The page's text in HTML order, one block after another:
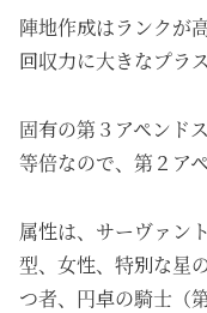
陣地作成はランクが
回収力に大きなプラ
固有の第３アペンド
等倍なので、第２ア
属性は、サーヴァン
型、女性、特別な星
つ者、円卓の騎士（